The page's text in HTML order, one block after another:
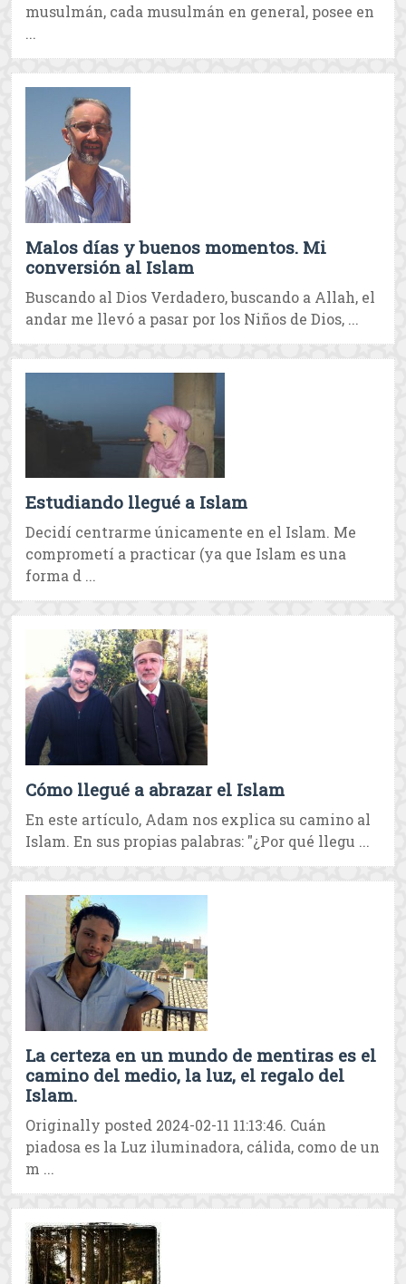
musulmán, cada musulmán en general, posee en
...
Malos días y buenos momentos. Mi
conversión al Islam
Buscando al Dios Verdadero, buscando a Allah, el
andar me llevó a pasar por los Niños de Dios, ...
Estudiando llegué a Islam
Decidí centrarme únicamente en el Islam. Me
comprometí a practicar (ya que Islam es una
forma d ...
Cómo llegué a abrazar el Islam
En este artículo, Adam nos explica su camino al
Islam. En sus propias palabras: "¿Por qué llegu ...
La certeza en un mundo de mentiras es el
camino del medio, la luz, el regalo del
Islam.
Originally posted 2024-02-11 11:13:46. Cuán
piadosa es la Luz iluminadora, cálida, como de un
m ...